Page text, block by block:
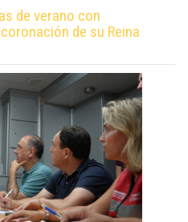
de verano con
de su Reina